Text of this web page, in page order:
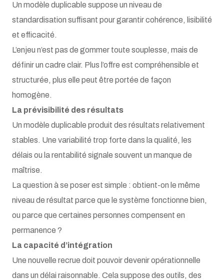
Un modèle duplicable suppose un niveau de
standardisation suffisant pour garantir cohérence, lisibilité
et efficacité.
L’enjeu n’est pas de gommer toute souplesse, mais de
définir un cadre clair. Plus l’offre est compréhensible et
structurée, plus elle peut être portée de façon
homogène.
La prévisibilité des résultats
Un modèle duplicable produit des résultats relativement
stables. Une variabilité trop forte dans la qualité, les
délais ou la rentabilité signale souvent un manque de
maîtrise.
La question à se poser est simple : obtient-on le même
niveau de résultat parce que le système fonctionne bien,
ou parce que certaines personnes compensent en
permanence ?
La capacité d’intégration
Une nouvelle recrue doit pouvoir devenir opérationnelle
dans un délai raisonnable. Cela suppose des outils, des